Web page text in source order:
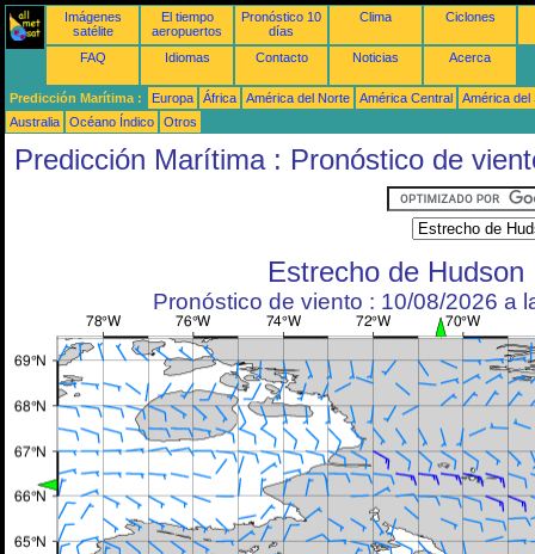
Imágenes
satélite
El tiempo
aeropuertos
Pronóstico 10
días
Clima Ciclones
FAQ Idiomas Contacto Noticias Acerca
Predicción Marítima : Europa África América del Norte América Central
América del
Australia
Océano Índico Otros
Predicción Marítima : Pronóstico de
Estrecho de Hudson
Pronóstico de viento : 10/08/2026 a